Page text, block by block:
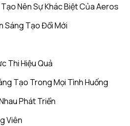
Nên Sự Khác Biệt Của Aeros
Sáng Tạo Đổi Mới
Thi Hiệu Quả
Tạo Trong Mọi Tình Huống
Phát Triển
Viên